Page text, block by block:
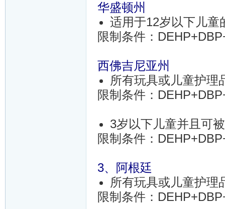
华盛顿州
适用于12岁以下儿童
限制条件：
西佛吉尼亚州
所有玩具或儿童护理
限制条件：
3岁以下儿童并且可
限制条件：
3、阿根廷
所有玩具或儿童护理
限制条件：